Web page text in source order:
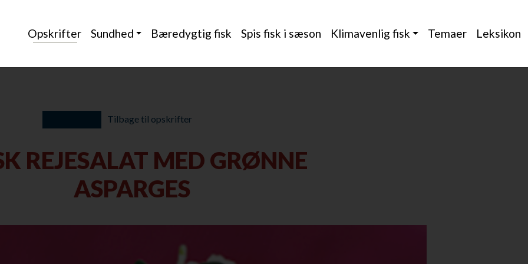
Opskrifter Sundhed Bæredygtig fisk Spis fisk i sæson Klimavenlig fisk Temaer Leksikon
Tilbage til opskrifter
REJESALAT MED GRØNNE
ASPARGES